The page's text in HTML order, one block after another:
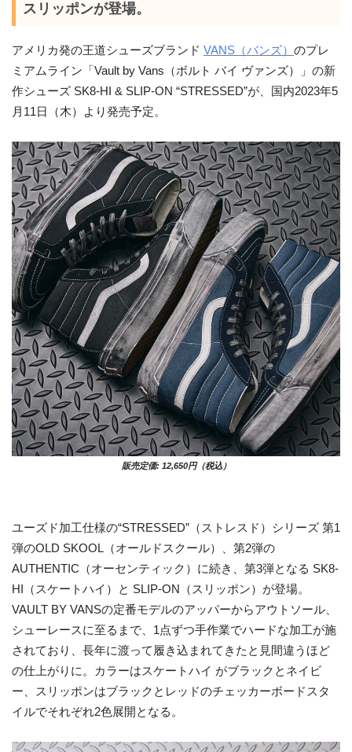
スリッポンが登場。
アメリカ発の王道シューズブランド VANS（バンズ） のプレ
ミアムライン「Vault by Vans（ボルト バイ ヴァンズ）」の新
作シューズ SK8-HI & SLIP-ON “STRESSED”が、国内2023年5
月11日（木）より発売予定。
販売定価: 12,650円（税込）
ユーズド加工仕様の“STRESSED”（ストレスド）シリーズ 第1
弾のOLD SKOOL（オールドスクール）、第2弾の
AUTHENTIC（オーセンティック）に続き、第3弾となる SK8-
HI（スケートハイ）と SLIP-ON（スリッポン）が登場。
VAULT BY VANSの定番モデルのアッパーからアウトソール、
シューレースに至るまで、1点ずつ手作業でハードな加工が施
されており、長年に渡って履き込まれてきたと見間違うほど
の仕上がりに。カラーはスケートハイ がブラックとネイビ
ー、スリッポンはブラックとレッドのチェッカーボードスタ
イルでそれぞれ2色展開となる。